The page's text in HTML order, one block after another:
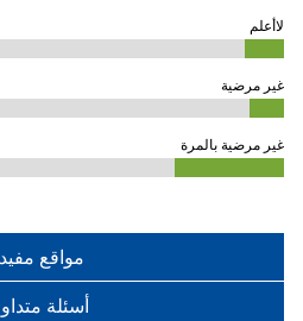
مرضية
مرضية بالمرة
مواقع مفيدة
أسئلة متداولة